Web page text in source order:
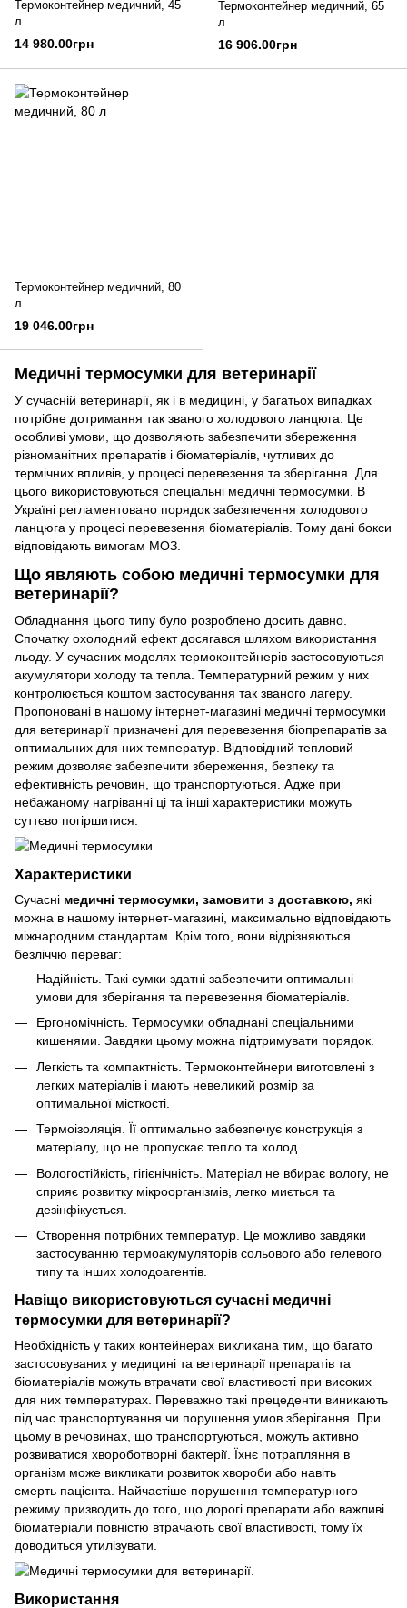
Термоконтейнер медичний, 45
л
14 980.00грн
Термоконтейнер медичний, 65
л
16 906.00грн
Термоконтейнер медичний, 80
л
19 046.00грн
Медичні термосумки для ветеринарії
У сучасній ветеринарії, як і в медицині, у багатьох випадках
потрібне дотримання так званого холодового ланцюга. Це
особливі умови, що дозволяють забезпечити збереження
різноманітних препаратів і біоматеріалів, чутливих до
термічних впливів, у процесі перевезення та зберігання. Для
цього використовуються спеціальні медичні термосумки. В
Україні регламентовано порядок забезпечення холодового
ланцюга у процесі перевезення біоматеріалів. Тому дані бокси
відповідають вимогам МОЗ.
Що являють собою медичні термосумки для
ветеринарії?
Обладнання цього типу було розроблено досить давно.
Спочатку охолодний ефект досягався шляхом використання
льоду. У сучасних моделях термоконтейнерів застосовуються
акумулятори холоду та тепла. Температурний режим у них
контролюється коштом застосування так званого лагеру.
Пропоновані в нашому інтернет-магазині медичні термосумки
для ветеринарії призначені для перевезення біопрепаратів за
оптимальних для них температур. Відповідний тепловий
режим дозволяє забезпечити збереження, безпеку та
ефективність речовин, що транспортуються. Адже при
небажаному нагріванні ці та інші характеристики можуть
суттєво погіршитися.
Характеристики
Сучасні медичні термосумки, замовити з доставкою, які
можна в нашому інтернет-магазині, максимально відповідають
міжнародним стандартам. Крім того, вони відрізняються
безліччю переваг:
Надійність. Такі сумки здатні забезпечити оптимальні
умови для зберігання та перевезення біоматеріалів.
Ергономічність. Термосумки обладнані спеціальними
кишенями. Завдяки цьому можна підтримувати порядок.
Легкість та компактність. Термоконтейнери виготовлені з
легких матеріалів і мають невеликий розмір за
оптимальної місткості.
Термоізоляція. Її оптимально забезпечує конструкція з
матеріалу, що не пропускає тепло та холод.
Вологостійкість, гігієнічність. Матеріал не вбирає вологу, не
сприяє розвитку мікроорганізмів, легко миється та
дезінфікується.
Створення потрібних температур. Це можливо завдяки
застосуванню термоакумуляторів сольового або гелевого
типу та інших холодоагентів.
Навіщо використовуються сучасні медичні
термосумки для ветеринарії?
Необхідність у таких контейнерах викликана тим, що багато
застосовуваних у медицині та ветеринарії препаратів та
біоматеріалів можуть втрачати свої властивості при високих
для них температурах. Переважно такі прецеденти виникають
під час транспортування чи порушення умов зберігання. При
цьому в речовинах, що транспортуються, можуть активно
розвиватися хвороботворні бактерії . Їхнє потрапляння в
організм може викликати розвиток хвороби або навіть
смерть пацієнта. Найчастіше порушення температурного
режиму призводить до того, що дорогі препарати або важливі
біоматеріали повністю втрачають свої властивості, тому їх
доводиться утилізувати.
Використання